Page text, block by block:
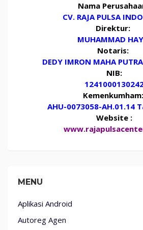
Nama
CV. RAJA PULSA
Direktur:
MUHAMMAD
Notaris:
DEDY IMRON MAHA
NIB:
Kemenkumham:
AHU-0073058-AH.01.14
Website :
MENU
Aplikasi Android
Autoreg Agen